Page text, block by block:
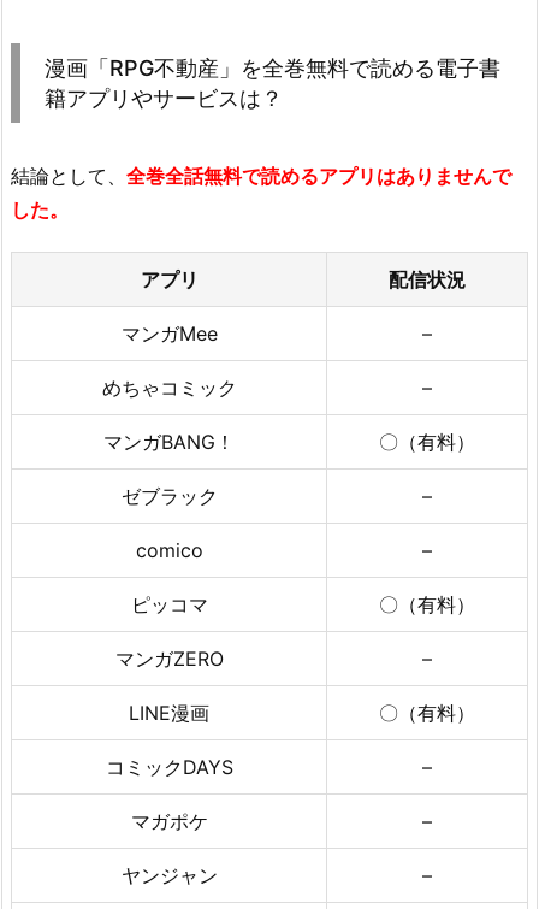
漫画「RPG不動産」を全巻無料で読める電子書
籍アプリやサービスは？
結論として、 全巻全話無料で読めるアプリはありませんで
した。
アプリ 配信状況
マンガMee –
めちゃコミック –
マンガBANG！ 〇（有料）
ゼブラック –
comico –
ピッコマ 〇（有料）
マンガZERO –
LINE漫画 〇（有料）
コミックDAYS –
マガポケ –
ヤンジャン –